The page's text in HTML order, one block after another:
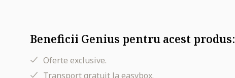
Beneficii Genius pentru acest produs:
Oferte exclusive.
Transport gratuit la easybox.